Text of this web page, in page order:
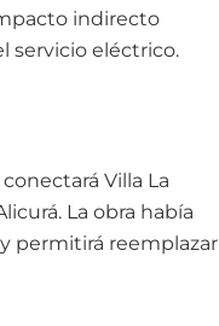
indirecto
servicio eléctrico.
Villa La
La obra había
permitirá reemplazar